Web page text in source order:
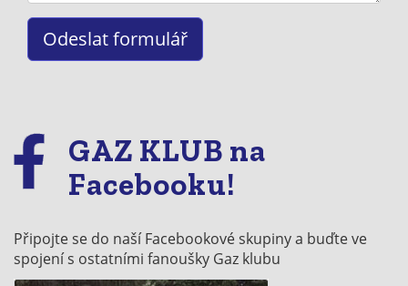
GAZ KLUB na
Facebooku!
Připojte se do naší Facebookové skupiny a buďte ve
spojení s ostatními fanoušky Gaz klubu